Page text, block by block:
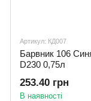
Артикул: КД007
Барвник 106
D230 0,75л
253.40 грн
В наявності